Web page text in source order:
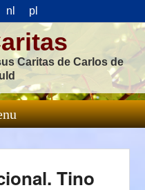
nl pl
Caritas de Carlos de
Tino